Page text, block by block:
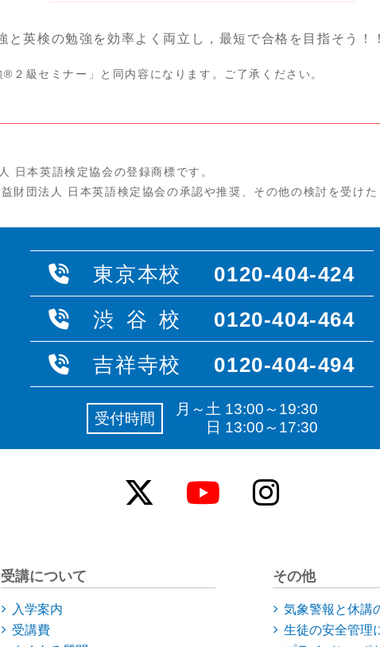
と英検の勉強を効率よく両立し，最短で合格を目指そう！！
２級セミナー」と同内容になります。ご了承ください。
日本英語検定協会の登録商標です。
財団法人 日本英語検定協会の承認や推奨、その他の検討を受けた
東京本校 0120-404-424
渋谷校 0120-404-464
吉祥寺校 0120-404-494
受付時間
月～土 13:00～19:30
日 13:00～17:30
受講について
入学案内
受講費
その他
気象警報と休講
生徒の安全管理